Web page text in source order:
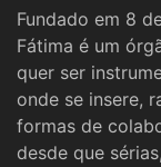
Fundado em 8
Fátima é um
quer ser
onde se insere,
formas de
desde que